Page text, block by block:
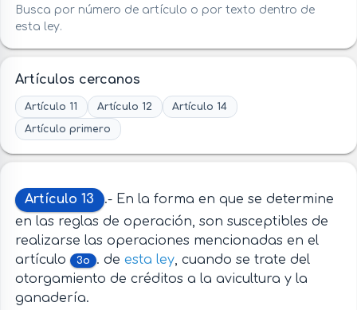
Busca por número de artículo o por texto dentro de
esta ley.
Artículos cercanos
Artículo 11 Artículo 12
Artículo 14
Artículo primero
Artículo 13
.- En la forma en que se determine
en las reglas de operación, son susceptibles de
realizarse las operaciones mencionadas en el
artículo
3o . de esta ley, cuando se trate del
otorgamiento de créditos a la avicultura y la
ganadería.